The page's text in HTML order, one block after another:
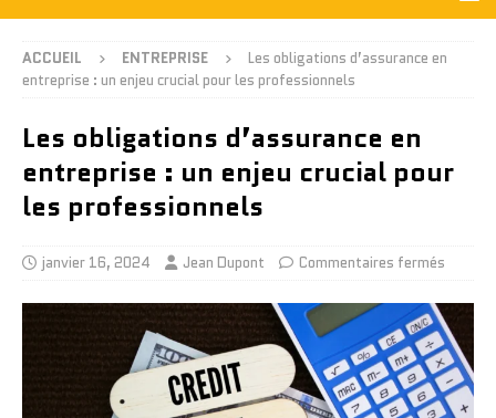
ACCUEIL ENTREPRISE
Les obligations d’assurance en
entreprise : un enjeu crucial pour les professionnels
Les obligations d’assurance en
entreprise : un enjeu crucial pour
les professionnels
janvier 16, 2024 Jean Dupont Commentaires fermés